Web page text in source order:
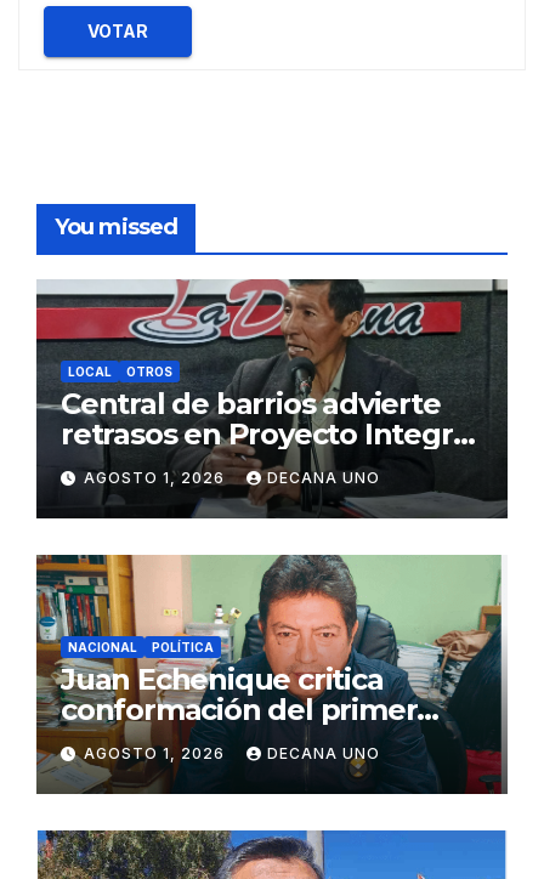
VOTAR
You missed
LOCAL OTROS
Central de barrios advierte
retrasos en Proyecto Integral
de Agua y Alcantarillado para
Juliaca
AGOSTO 1, 2026 DECANA UNO
NACIONAL POLÍTICA
Juan Echenique critica
conformación del primer
gabinete ministerial de Keiko
Fujimori
AGOSTO 1, 2026 DECANA UNO